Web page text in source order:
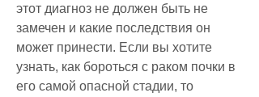
этот диагноз не должен быть не
замечен и какие последствия он
может принести. Если вы хотите
узнать, как бороться с раком почки в
его самой опасной стадии, то